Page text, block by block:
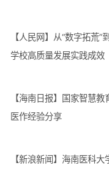
【人民网】从“数字拓荒
学校高质量发展实践成效
【海南日报】国家智慧
医作经验分享
【新浪新闻】海南医科